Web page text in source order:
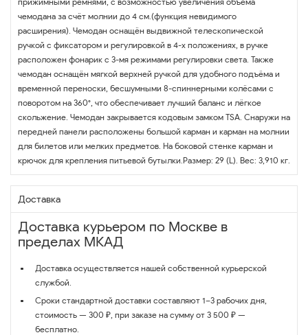
чемодана за счёт молнии до 4 см.(функция невидимого
расширения). Чемодан оснащён выдвижной телескопической
ручкой с фиксатором и регулировкой в 4-х положениях, в ручке
расположен фонарик с 3-мя режимами регулировки света. Также
чемодан оснащён мягкой верхней ручкой для удобного подъёма и
временной переноски, бесшумными 8-спиннерными колёсами с
поворотом на 360°, что обеспечивает лучший баланс и лёгкое
скольжение. Чемодан закрывается кодовым замком TSA. Снаружи на
передней панели расположены большой карман и карман на молнии
для билетов или мелких предметов. На боковой стенке карман и
крючок для крепления питьевой бутылки.Размер: 29 (L). Вес: 3,910 кг.
Доставка
Доставка курьером по Москве в
пределах МКАД
Доставка осуществляется нашей собственной курьерской
службой.
Сроки стандартной доставки составляют 1–3 рабочих дня,
стоимость — 300 ₽, при заказе на сумму от 3 500 ₽ —
бесплатно.